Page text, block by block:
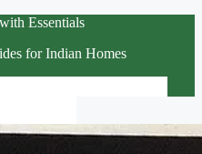
Essentials
for Indian Homes